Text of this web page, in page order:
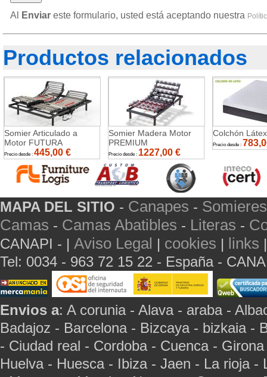
Al Enviar este formulario, usted está aceptando nuestra
Productos relacionados
Somier Articulado a
Motor FUTURA
Precio desde : 445,00 €
Somier Madera Motor
PREMIUM
Precio desde : 1227,00 €
Colchón
Precio desde :
MAPA DEL SITIO - Canapes - Somieres
Camas - Camas Abatibles - Literas -
CANAPI - | Aviso Legal | cookies | links
Tel: 0034 - 963 72 15 22 - España -
Envios a: A corunia - Alava - araba -
Badajoz - Barcelona - Bizcaya - bizkaia -
- Ciudad real - Cordoba - Cuenca -
Huelva - Huesca - Ibiza - Jaen - La rioja